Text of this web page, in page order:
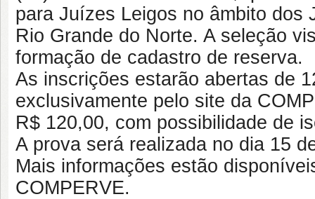
para Juízes Leigos no âmbito dos
Rio Grande do Norte. A seleção
formação de cadastro de reserva.
As inscrições estarão abertas de
exclusivamente pelo site da
R$ 120,00, com possibilidade de
A prova será realizada no dia 15
Mais informações estão
COMPERVE.